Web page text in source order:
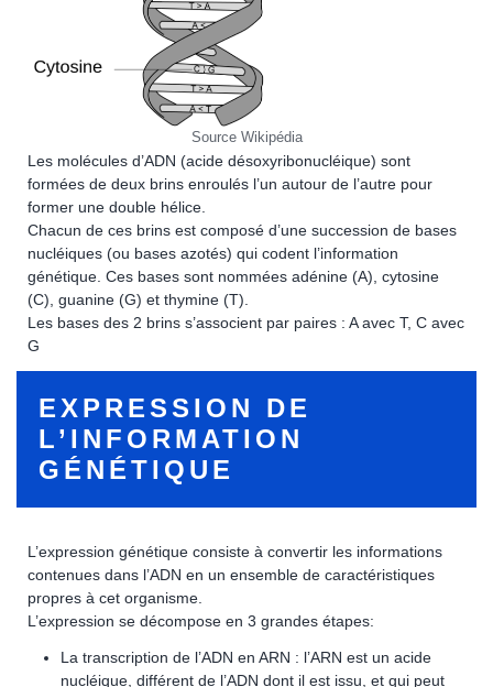
Source Wikipédia
Les molécules d’ADN (acide désoxyribonucléique) sont
formées de deux brins enroulés l’un autour de l’autre pour
former une double hélice.
Chacun de ces brins est composé d’une succession de bases
nucléiques (ou bases azotés) qui codent l’information
génétique. Ces bases sont nommées adénine (A), cytosine
(C), guanine (G) et thymine (T).
Les bases des 2 brins s’associent par paires : A avec T, C avec
G
EXPRESSION DE
L’INFORMATION
GÉNÉTIQUE
L’expression génétique consiste à convertir les informations
contenues dans l’ADN en un ensemble de caractéristiques
propres à cet organisme.
L’expression se décompose en 3 grandes étapes:
La transcription de l’ADN en ARN : l’ARN est un acide
nucléique, différent de l’ADN dont il est issu, et qui peut